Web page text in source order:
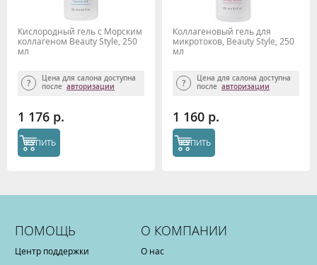
Кислородный гель с Морским
коллагеном Beauty Style, 250
мл
Цена для салона доступна
после авторизации
1 176 р.
КУПИТЬ
Коллагеновый гель для
микротоков, Beauty Style, 250
мл
Цена для салона доступна
после авторизации
1 160 р.
КУПИТЬ
ПОМОЩЬ
Центр поддержки
О КОМПАНИИ
О нас